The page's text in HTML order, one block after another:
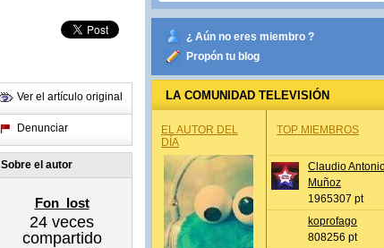
Ver el artículo original
Denunciar
Sobre el autor
Fon_lost
24 veces
compartido
¿ Aún no eres miembro ?
Propón tu blog
LA COMUNIDAD TELEVISIÓN
EL AUTOR DEL
DÍA
TOP MIEMBROS
Claudio
Muñoz
1965307 pt
koprofago
808256 pt